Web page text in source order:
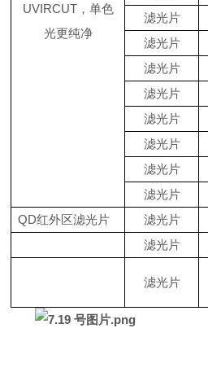
UVIRCUT，单色
光更纯净
滤光片
滤光片
滤光片
滤光片
滤光片
滤光片
滤光片
滤光片
QD红外区滤光片
滤光片
滤光片
滤光片